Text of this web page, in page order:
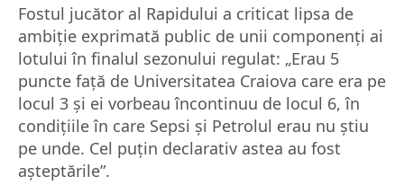
Fostul jucător al Rapidului a criticat lipsa de
ambiție exprimată public de unii componenți ai
lotului în finalul sezonului regulat: „Erau 5
puncte față de Universitatea Craiova care era pe
locul 3 și ei vorbeau încontinuu de locul 6, în
condițiile în care Sepsi și Petrolul erau nu știu
pe unde. Cel puțin declarativ astea au fost
așteptările”.